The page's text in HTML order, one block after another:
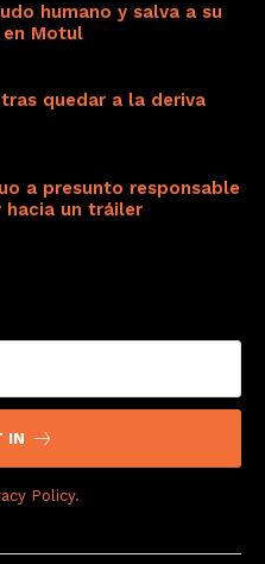
humano y salva a su
Motul
quedar a la deriva
a presunto responsable
hacia un tráiler
IN
Policy.